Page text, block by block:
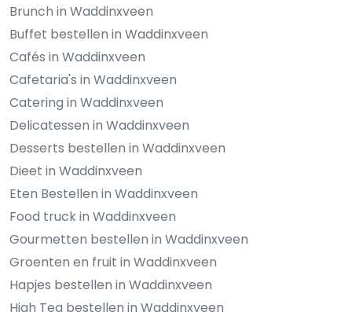
Brunch in Waddinxveen
Buffet bestellen in Waddinxveen
Cafés in Waddinxveen
Cafetaria's in Waddinxveen
Catering in Waddinxveen
Delicatessen in Waddinxveen
Desserts bestellen in Waddinxveen
Dieet in Waddinxveen
Eten Bestellen in Waddinxveen
Food truck in Waddinxveen
Gourmetten bestellen in Waddinxveen
Groenten en fruit in Waddinxveen
Hapjes bestellen in Waddinxveen
High Tea bestellen in Waddinxveen